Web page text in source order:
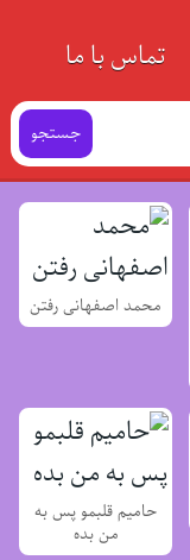
تماس با ما
جستجو
محمد اصفهانی رفتن
حامیم قلبمو پس به
من بده